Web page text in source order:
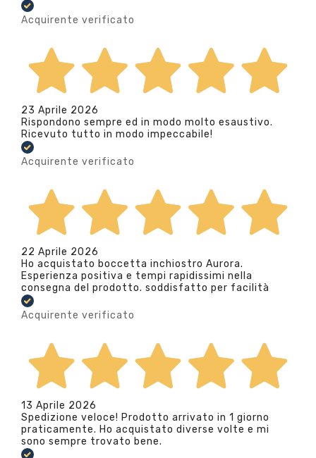
Acquirente verificato
23 Aprile 2026
Rispondono sempre ed in modo molto esaustivo.
Ricevuto tutto in modo impeccabile!
Acquirente verificato
22 Aprile 2026
Ho acquistato boccetta inchiostro Aurora.
Esperienza positiva e tempi rapidissimi nella
consegna del prodotto. soddisfatto per facilità
Acquirente verificato
13 Aprile 2026
Spedizione veloce! Prodotto arrivato in 1 giorno
praticamente. Ho acquistato diverse volte e mi
sono sempre trovato bene.